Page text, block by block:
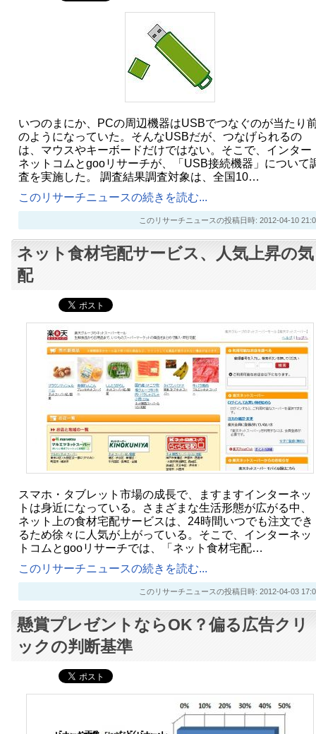
いつのまにか、PCの周辺機器はUSBでつなぐのが当たり
のようになっていた。そんなUSBだが、つなげられるの
は、マウスやキーボードだけではない。そこで、インター
ネットコムとgooリサーチが、「USB接続機器」について
査を実施した。 調査結果調査対象は、全国10…
このリサーチニュースの続きを読む...
このリサーチニュースの投稿日時: 2012-04-10
ネット食材宅配サービス、人気上昇の気
配
スマホ・タブレット市場の成長で、ますますインターネッ
トは身近になっている。さまざまな生活形態が広がる中、
ネット上の食材宅配サービスは、24時間いつでも注文でき
るため徐々に人気が上がっている。そこで、インターネッ
トコムとgooリサーチでは、「ネット食材宅配…
このリサーチニュースの続きを読む...
このリサーチニュースの投稿日時: 2012-04-03
懸賞プレゼントならOK？偏る広告クリ
ックの判断基準